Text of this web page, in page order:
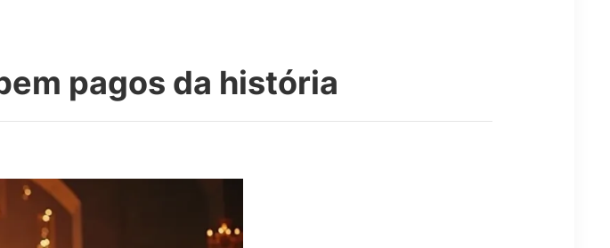
pagos da história